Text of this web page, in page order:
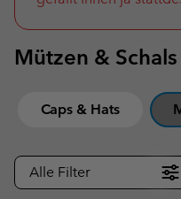
SKIP
TO
SEARCH
Mützen & Schals
Caps & Hats
Alle Filter